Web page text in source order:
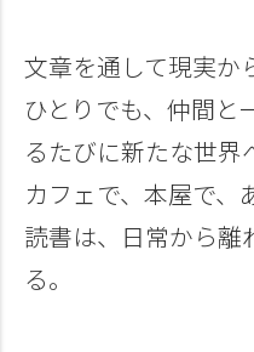
文章を通して現実か
ひとりでも、仲間と
るたびに新たな世界
カフェで、本屋で、
読書は、日常から離
る。